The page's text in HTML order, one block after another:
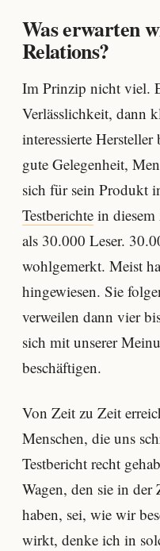
Was erwarten
Relations?
Im Prinzip nicht viel.
Verlässlichkeit, dann
interessierte
gute Gelegenheit,
sich für sein Produkt
Testberichte in
als 30.000 Leser.
wohlgemerkt. Meist
hingewiesen. Sie
verweilen dann vier
sich mit unserer
beschäftigen.
Von Zeit zu Zeit
Menschen, die uns
Testbericht recht
Wagen, den sie in der
haben, sei, wie wir
wirkt, denke ich in